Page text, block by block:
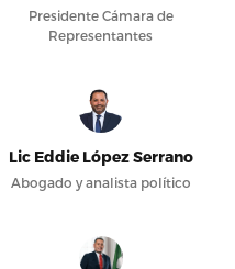
Presidente Cámara de
Representantes
Lic Eddie López Serrano
Abogado y analista político